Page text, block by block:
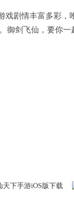
戏剧情丰富多彩，
御剑飞仙，要你一